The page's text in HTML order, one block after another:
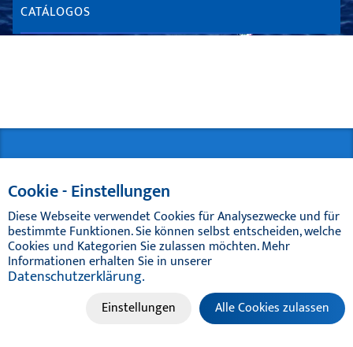
CATÁLOGOS
Cookie - Einstellungen
Diese Webseite verwendet Cookies für Analysezwecke und für
bestimmte Funktionen. Sie können selbst entscheiden, welche
Cookies und Kategorien Sie zulassen möchten. Mehr
Informationen erhalten Sie in unserer
Datenschutzerklärung.
Einstellungen Alle Cookies zulassen